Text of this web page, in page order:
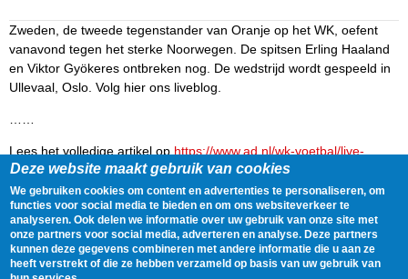
Zweden, de tweede tegenstander van Oranje op het WK, oefent
vanavond tegen het sterke Noorwegen. De spitsen Erling Haaland
en Viktor Gyökeres ontbreken nog. De wedstrijd wordt gespeeld in
Ullevaal, Oslo. Volg hier ons liveblog.
Lees het volledige artikel op https://www.ad.nl/wk-voetbal/live-
noorwegen-heeft-ondanks-afgekeurde-goal-voorlopig-geen-kind-
aan-oranje-opponent-zweden-in-oefenduel~acc1d85b/
Delen Tweet 1 June, 2026 - 18:48
Gegevens
Deze website maakt gebruik van cookies
We gebruiken cookies om content en advertenties te personaliseren, om
functies voor social media te bieden en om ons websiteverkeer te
analyseren. Ook delen we informatie over uw gebruik van onze site met
onze partners voor social media, adverteren en analyse. Deze partners
kunnen deze gegevens combineren met andere informatie die u aan ze
heeft verstrekt of die ze hebben verzameld op basis van uw gebruik van